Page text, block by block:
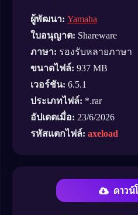
ผู้พัฒนา: Yamaha
ใบอนุญาต: Shareware
ภาษา: รองรับหลายภาษา
ขนาดไฟล์: 937 MB
เวอร์ชัน: 6.5.1
ประเภทไฟล์: *.rar
อัปเดตเมื่อ: 23/6/2026
รหัสแตกไฟล์: axeload
ดาว